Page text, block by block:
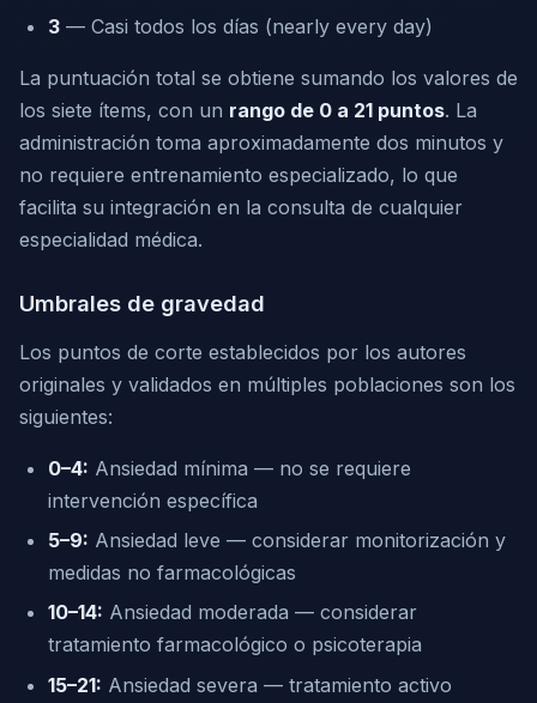
3 — Casi todos los días (nearly every day)
La puntuación total se obtiene sumando los valores de
los siete ítems, con un rango de 0 a 21 puntos. La
administración toma aproximadamente dos minutos y
no requiere entrenamiento especializado, lo que
facilita su integración en la consulta de cualquier
especialidad médica.
Umbrales de gravedad
Los puntos de corte establecidos por los autores
originales y validados en múltiples poblaciones son los
siguientes:
0–4: Ansiedad mínima — no se requiere
intervención específica
5–9: Ansiedad leve — considerar monitorización y
medidas no farmacológicas
10–14: Ansiedad moderada — considerar
tratamiento farmacológico o psicoterapia
15–21: Ansiedad severa — tratamiento activo